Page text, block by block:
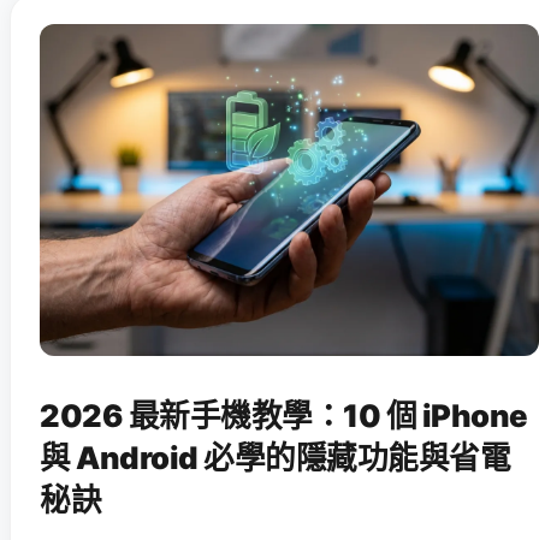
2026 最新手機教學：10 個 iPhone
與 Android 必學的隱藏功能與省電
秘訣